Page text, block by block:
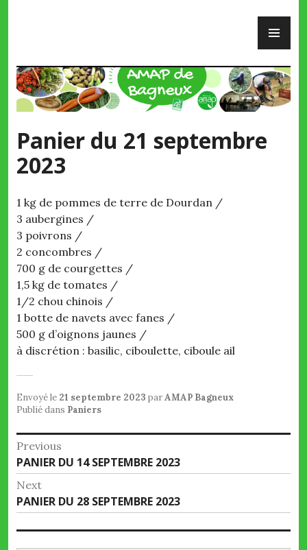
Panier du 21 septembre
2023
1 kg de pommes de terre de Dourdan /
3 aubergines /
3 poivrons /
2 concombres /
700 g de courgettes /
1,5 kg de tomates /
1/2 chou chinois /
1 botte de navets avec fanes /
500 g d’oignons jaunes /
à discrétion : basilic, ciboulette, ciboule ail
Envoyé le 21 septembre 2023 parAMAP Bagneux
Publié dans Paniers
Navigation
de
l’article
Previous
Previous
post:
PANIER DU 14 SEPTEMBRE 2023
Next
Next
post:
PANIER DU 28 SEPTEMBRE 2023